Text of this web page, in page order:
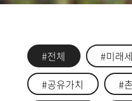
#전체 #미래
#공유가치
#